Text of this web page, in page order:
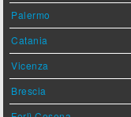
Palermo
Catania
Vicenza
Brescia